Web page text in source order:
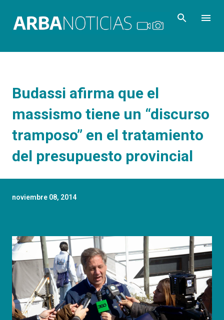
Budassi afirma que el
massismo tiene un “discurso
tramposo” en el tratamiento
del presupuesto provincial
noviembre 08, 2014